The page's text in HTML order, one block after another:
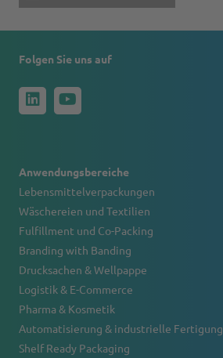
Folgen Sie uns auf
Anwendungsbereiche
Lebensmittelverpackungen
Wäschereien und Textilien
Fulfillment und Co-Packing
Branding with Banding
Drucksachen & Wellpappe
Logistik & E-Commerce
Pharma & Kosmetik
Automatisierung & industrielle Fertigung
Shelf Ready Packaging